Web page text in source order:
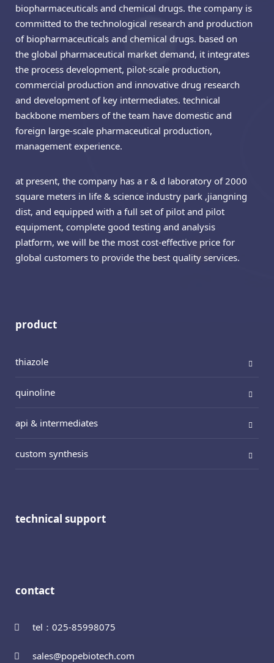
biopharmaceuticals and chemical drugs. the company is
committed to the technological research and production
of biopharmaceuticals and chemical drugs. based on
the global pharmaceutical market demand, it integrates
the process development, pilot-scale production,
commercial production and innovative drug research
and development of key intermediates. technical
backbone members of the team have domestic and
foreign large-scale pharmaceutical production,
management experience.
at present, the company has a r & d laboratory of 2000
square meters in life & science industry park ,jiangning
dist, and equipped with a full set of pilot and pilot
equipment, complete good testing and analysis
platform, we will be the most cost-effective price for
global customers to provide the best quality services.
product
thiazole
quinoline
api & intermediates
custom synthesis
technical support
contact
tel：025-85998075
sales@popebiotech.com